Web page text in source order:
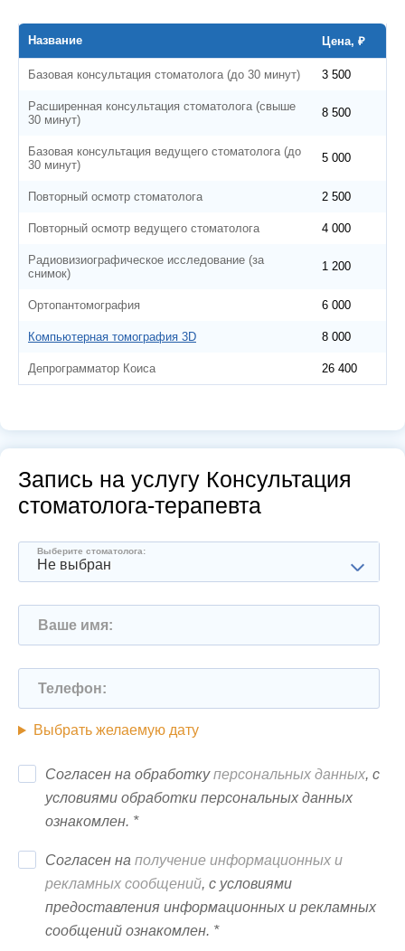
Название Цена, ₽
Базовая консультация стоматолога (до 30 минут) 3 500
Расширенная консультация стоматолога (свыше
30 минут)
8 500
Базовая консультация ведущего стоматолога (до
30 минут)
5 000
Повторный осмотр стоматолога 2 500
Повторный осмотр ведущего стоматолога 4 000
Радиовизиографическое исследование (за
снимок)
1 200
Ортопантомография 6 000
Компьютерная томография 3D 8 000
Депрограмматор Коиса 26 400
Запись на услугу Консультация
стоматолога‑терапевта
Выберите стоматолога:
Не выбран
Ваше имя:
Телефон:
Выбрать желаемую дату
Согласен на обработкуперсональных данных, с
условиями обработки персональных данных
ознакомлен. *
Согласен на получение информационных и
рекламных сообщений, с условиями
предоставления информационных и рекламных
сообщений ознакомлен. *